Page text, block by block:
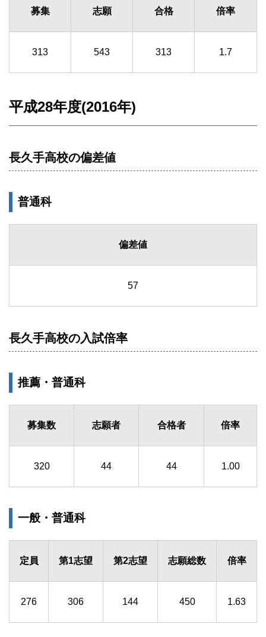
募集 志願 合格 倍率
313 543 313 1.7
平成28年度(2016年)
長久手高校の偏差値
普通科
偏差値
57
長久手高校の入試倍率
推薦・普通科
募集数 志願者 合格者 倍率
320 44 44 1.00
一般・普通科
定員 第1志望 第2志望 志願総数 倍率
276 306 144 450 1.63